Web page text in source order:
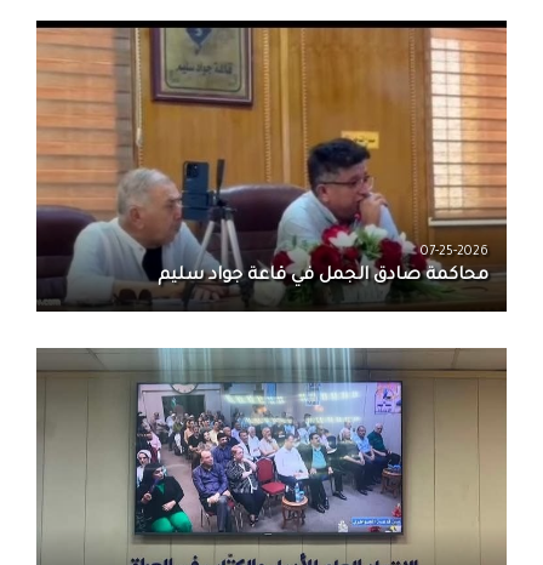
07-25-2026
محاكمة صادق الجمل في قاعة جواد سليم